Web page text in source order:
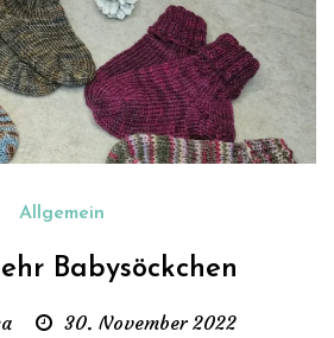
Allgemein
Babysöckchen
30. November 2022